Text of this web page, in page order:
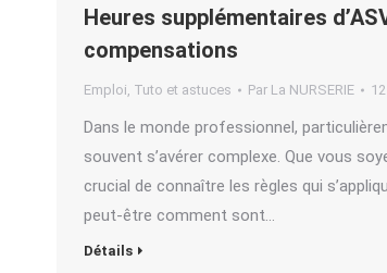
Heures supplémentaires
compensations
Emploi, Tuto et astuces Par La NURSERIE
Dans le monde professionnel,
souvent s’avérer complexe. Que vous
crucial de connaître les règles qui
peut-être comment sont…
Détails